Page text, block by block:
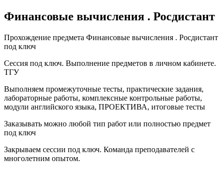
Финансовые вычисления . Росдистант
Прохождение предмета Финансовые вычисления . Росдистант
под ключ
Сессия под ключ. Выполнение предметов в личном кабинете.
ТГУ
Выполняем промежуточные тесты, практические задания,
лабораторные работы, комплексные контрольные работы,
модули английского языка, ПРОЕКТИВА, итоговые тесты
Заказывать можно любой тип работ или полностью предмет
под ключ
Закрываем сессии под ключ. Команда преподавателей с
многолетним опытом.